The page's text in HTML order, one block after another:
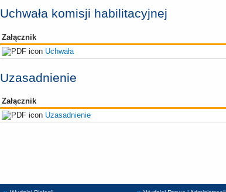
Uchwała komisji habilitacyjnej
Załącznik
Uchwała
Uzasadnienie
Załącznik
Uzasadnienie